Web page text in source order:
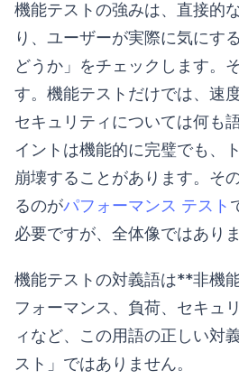
機能テストの強みは、直接的
り、ユーザーが実際に気にす
どうか」をチェックします。
す。機能テストだけでは、速
セキュリティについては何も
イントは機能的に完璧でも、
崩壊することがあります。そ
るのがパフォーマンス テスト
必要ですが、全体像ではありま
機能テストの対義語は**非機
フォーマンス、負荷、セキュ
ィなど、この用語の正しい対
スト」ではありません。